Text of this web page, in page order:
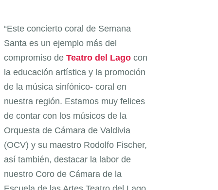
“Este concierto coral de Semana
Santa es un ejemplo más del
compromiso de Teatro del Lago con
la educación artística y la promoción
de la música sinfónico- coral en
nuestra región. Estamos muy felices
de contar con los músicos de la
Orquesta de Cámara de Valdivia
(OCV) y su maestro Rodolfo Fischer,
así también, destacar la labor de
nuestro Coro de Cámara de la